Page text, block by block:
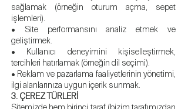
sağlamak (örneğin oturum açma, sepet
işlemleri).
• Site performansını analiz etmek ve
geliştirmek.
• Kullanıcı deneyimini kişiselleştirmek,
tercihleri hatırlamak (örneğin dil seçimi).
• Reklam ve pazarlama faaliyetlerinin yönetimi,
ilgi alanlarınıza uygun içerik sunmak.
3. ÇEREZ TÜRLERİ